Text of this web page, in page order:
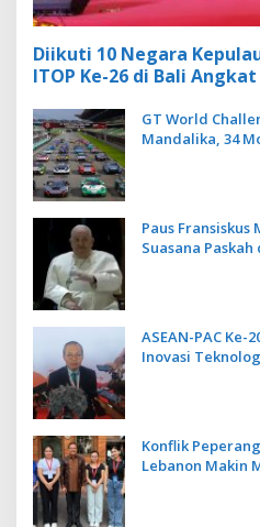
Diikuti 10 Negara
ITOP Ke-26 di Bali
GT World
Mandalika, 34
Paus
Suasana
ASEAN-PAC Ke-
Inovasi
Konflik
Lebanon Makin